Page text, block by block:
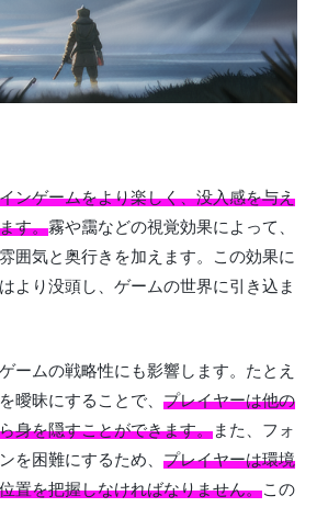
ンゲームをより楽しく、没入感を与え
す。霧や靄などの視覚効果によって、
囲気と奥行きを加えます。この効果に
より没頭し、ゲームの世界に引き込ま
ームの戦略性にも影響します。たとえ
曖昧にすることで、 プレイヤーは他の
身を隠すことができます。また、フォ
を困難にするため、 プレイヤーは環境
置を把握しなければなりません。この